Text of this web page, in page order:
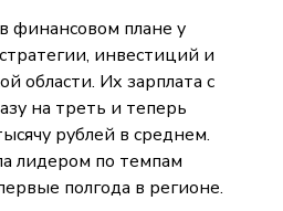
финансовом плане у
инвестиций и
области. Их зарплата с
на треть и теперь
рублей в среднем.
лидером по темпам
полгода в регионе.